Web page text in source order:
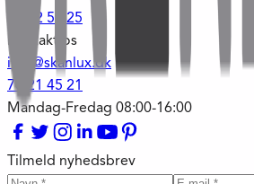
36 22 59 25
Kontakt os
info@skanlux.dk
70 21 45 21
Mandag-Fredag 08:00-16:00
Tilmeld nyhedsbrev